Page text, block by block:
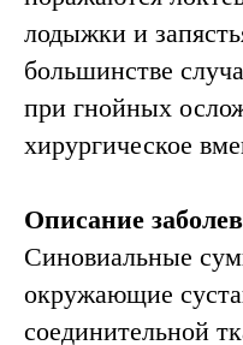
лодыжки и
большинстве
при гнойных
хирургическое
Описание
Синовиальные
окружающие
соединительной
травматолога-
ортопеда
Проводит врач
с опытом 24 года
Причины